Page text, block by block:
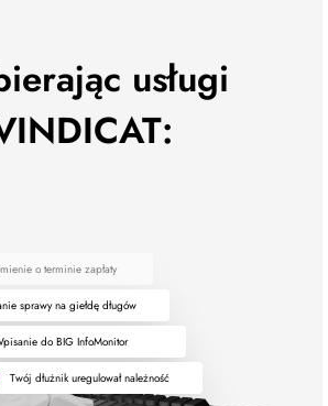
usługi
o terminie zapłaty
sprawy na giełdę długów
do BIG InfoMonitor
Twój dłużnik uregulował należność